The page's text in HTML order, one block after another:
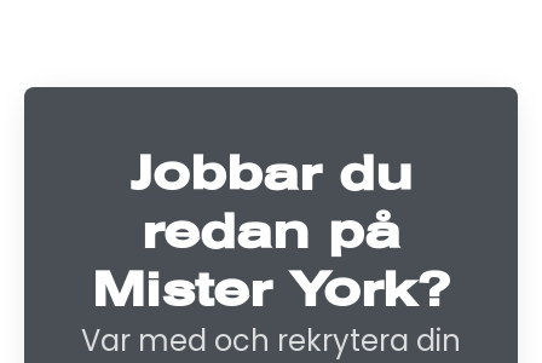
Jobbar du
redan på
Mister York?
Var med och rekrytera din